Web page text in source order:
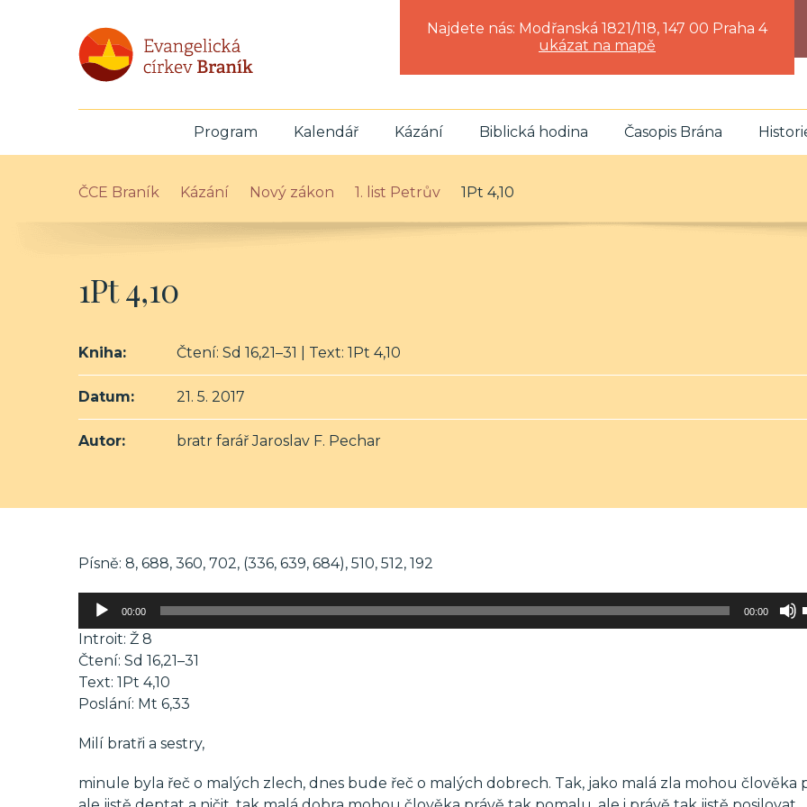
Najdete nás: Modřanská 1821/118, 147 00 Praha 4
ukázat na mapě
Program Kalendář Kázání Biblická hodina Časopis Brána
ČCE Braník Kázání Nový zákon 1. list Petrův 1Pt 4,10
1Pt 4,10
Kniha: Čtení: Sd 16,21–31 | Text: 1Pt 4,10
Datum: 21. 5. 2017
Autor: bratr farář Jaroslav F. Pechar
Písně: 8, 688, 360, 702, (336, 639, 684), 510, 512, 192
Audio
00:00 00:00
Introit: Ž 8
Čtení: Sd 16,21–31
Text: 1Pt 4,10
Poslání: Mt 6,33
Milí bratři a sestry,
minule byla řeč o malých zlech, dnes bude řeč o malých dobrech. Tak, jako malá zla mohou člověka